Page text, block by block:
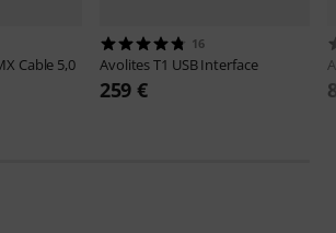
Cable 5,0
16
AvolitesT1 USB Interface
259 €